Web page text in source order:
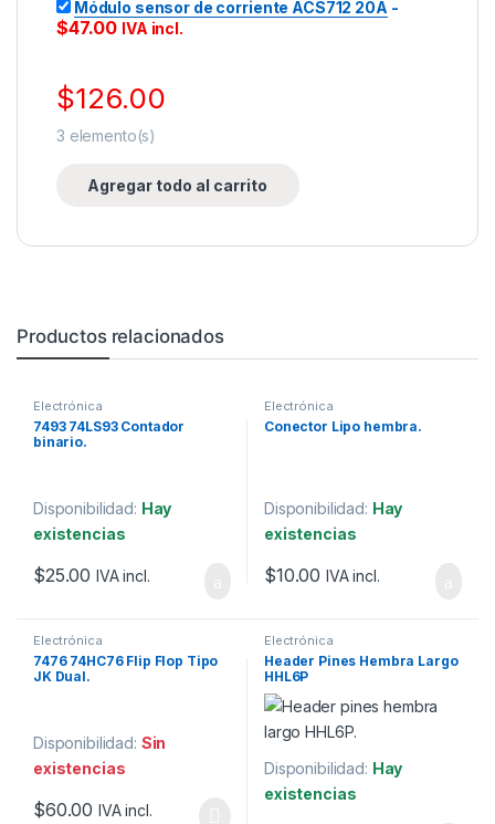
Módulo sensor de corriente ACS712 20A -
$47.00 IVA incl.
$126.00
3 elemento(s)
Agregar todo al carrito
Productos relacionados
Electrónica
7493 74LS93 Contador
binario.
Disponibilidad: Hay
existencias
$25.00 IVA incl.
Electrónica
Conector Lipo hembra.
Disponibilidad: Hay
existencias
$10.00 IVA incl.
Electrónica
7476 74HC76 Flip Flop Tipo
JK Dual.
Disponibilidad: Sin
existencias
$60.00 IVA incl.
Electrónica
Header Pines Hembra Largo
HHL6P
Disponibilidad: Hay
existencias